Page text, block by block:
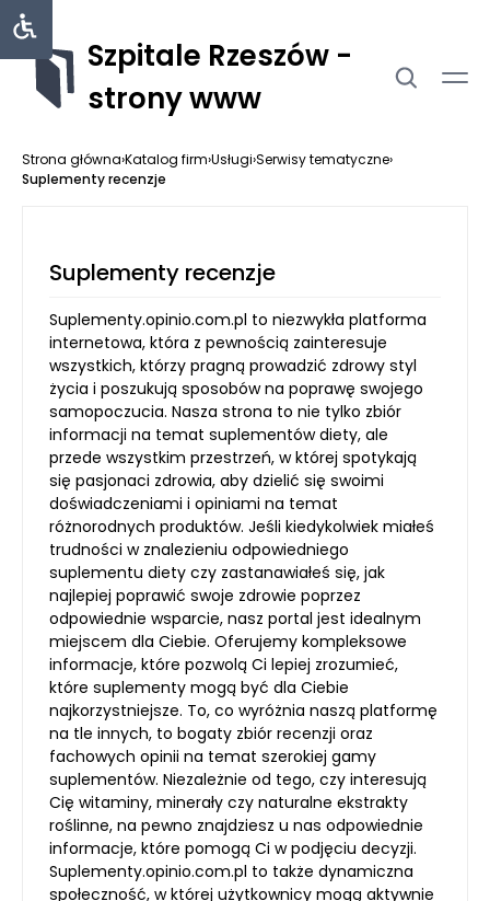
Szpitale Rzeszów -
strony www
Strona główna›Katalog firm›Usługi›Serwisy tematyczne›
Suplementy recenzje
Suplementy recenzje
Suplementy.opinio.com.pl to niezwykła platforma
internetowa, która z pewnością zainteresuje
wszystkich, którzy pragną prowadzić zdrowy styl
życia i poszukują sposobów na poprawę swojego
samopoczucia. Nasza strona to nie tylko zbiór
informacji na temat suplementów diety, ale
przede wszystkim przestrzeń, w której spotykają
się pasjonaci zdrowia, aby dzielić się swoimi
doświadczeniami i opiniami na temat
różnorodnych produktów. Jeśli kiedykolwiek miałeś
trudności w znalezieniu odpowiedniego
suplementu diety czy zastanawiałeś się, jak
najlepiej poprawić swoje zdrowie poprzez
odpowiednie wsparcie, nasz portal jest idealnym
miejscem dla Ciebie. Oferujemy kompleksowe
informacje, które pozwolą Ci lepiej zrozumieć,
które suplementy mogą być dla Ciebie
najkorzystniejsze. To, co wyróżnia naszą platformę
na tle innych, to bogaty zbiór recenzji oraz
fachowych opinii na temat szerokiej gamy
suplementów. Niezależnie od tego, czy interesują
Cię witaminy, minerały czy naturalne ekstrakty
roślinne, na pewno znajdziesz u nas odpowiednie
informacje, które pomogą Ci w podjęciu decyzji.
Suplementy.opinio.com.pl to także dynamiczna
społeczność, w której użytkownicy mogą aktywnie